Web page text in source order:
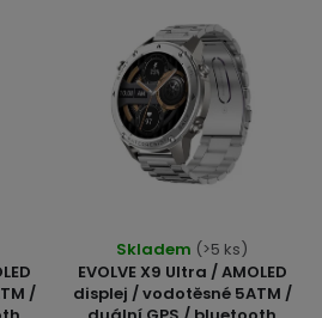
/
EVOLVE X9 Ultra / AMOLED
displej / vodotěsné 5ATM /
Skladem (>5 ks)